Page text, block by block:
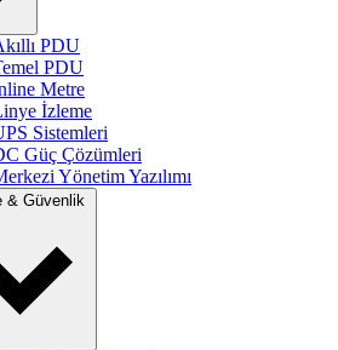
PDU
PDU
Metre
İzleme
Sistemleri
Güç Çözümleri
Yönetim Yazılımı
& Güvenlik